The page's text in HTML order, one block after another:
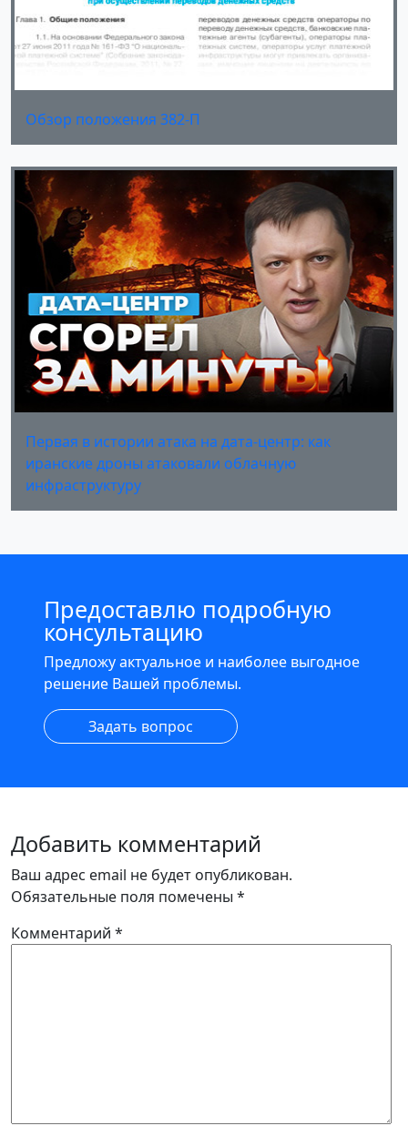
Обзор положения 382-П
Первая в истории атака на дата-центр: как
иранские дроны атаковали облачную
инфраструктуру
Предоставлю подробную
консультацию
Предложу актуальное и наиболее выгодное
решение Вашей проблемы.
Задать вопрос
Добавить комментарий
Ваш адрес email не будет опубликован.
Обязательные поля помечены *
Комментарий *